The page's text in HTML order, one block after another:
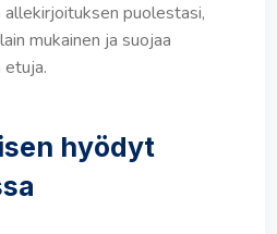
puolestasi,
mukainen ja suojaa
hyödyt